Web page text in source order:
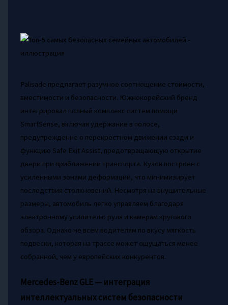
Palisade предлагает разумное соотношение стоимости,
вместимости и безопасности. Южнокорейский бренд
интегрировал полный комплекс систем помощи
SmartSense, включая удержание в полосе,
предупреждение о перекрестном движении сзади и
функцию Safe Exit Assist, предотвращающую открытие
двери при приближении транспорта. Кузов построен с
усиленными зонами деформации, что минимизирует
последствия столкновений. Несмотря на внушительные
размеры, автомобиль легко управляем благодаря
электронному усилителю руля и камерам кругового
обзора. Однако не всем водителям по вкусу мягкость
подвески, которая на трассе может ощущаться менее
собранной, чем у европейских конкурентов.
Mercedes-Benz GLE — интеграция
интеллектуальных систем безопасности